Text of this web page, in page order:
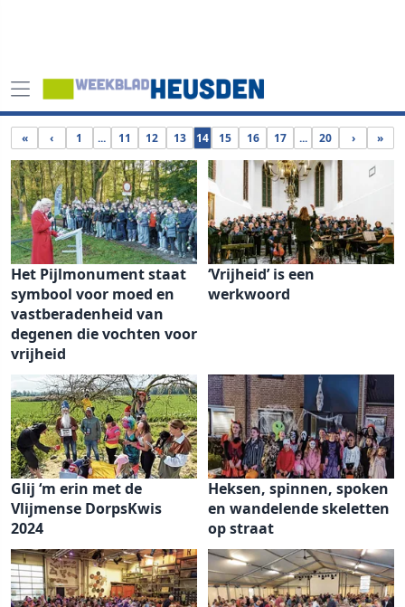
« ‹ 1 ... 11 12 13 14 15 16 17 ... 20 › »
Het Pijlmonument staat
symbool voor moed en
vastberadenheid van
degenen die vochten voor
vrijheid
‘Vrijheid’ is een
werkwoord
Glij ‘m erin met de
Vlijmense DorpsKwis
2024
Heksen, spinnen, spoken
en wandelende skeletten
op straat